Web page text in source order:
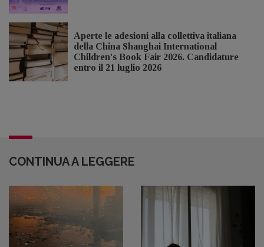
Aperte le adesioni alla collettiva italiana
della China Shanghai International
Children's Book Fair 2026. Candidature
entro il 21 luglio 2026
CONTINUA A LEGGERE